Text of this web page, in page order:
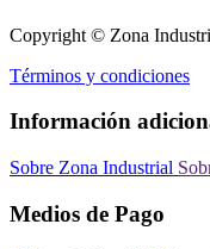
Copyright © Zona
Términos y condiciones
Información
Sobre Zona Industrial
Medios de Pago